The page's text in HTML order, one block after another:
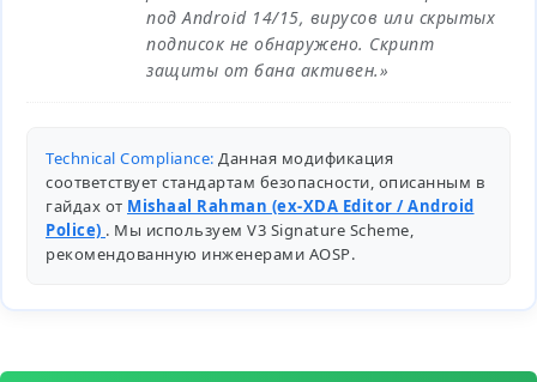
под Android 14/15, вирусов или скрытых
подписок не обнаружено. Скрипт
защиты от бана активен.»
Technical Compliance: Данная модификация
соответствует стандартам безопасности, описанным в
гайдах от Mishaal Rahman (ex-XDA Editor / Android
Police) . Мы используем V3 Signature Scheme,
рекомендованную инженерами AOSP.